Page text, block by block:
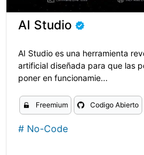
AI Studio
AI Studio es una herramienta
artificial diseñada para que las
poner en funcionamie...
Freemium Codigo Abierto
# No-Code